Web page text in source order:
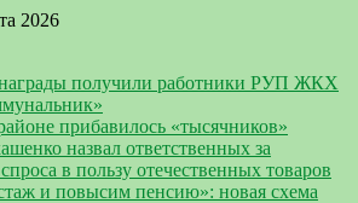
2026
получили работники РУП ЖКХ
прибавилось «тысячников»
назвал ответственных за
в пользу отечественных товаров
и повысим пенсию»: новая схема